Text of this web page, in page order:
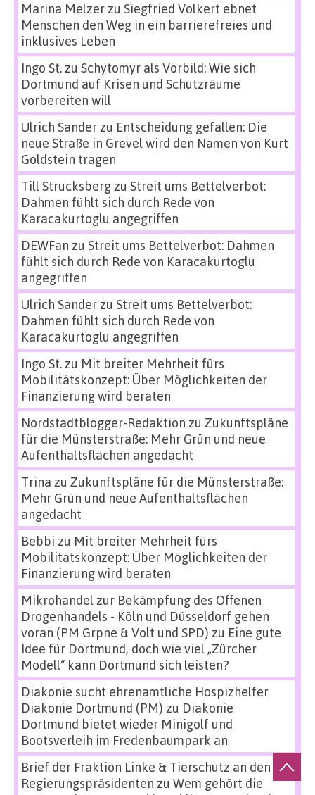
Marina Melzerzu Siegfried Volkert ebnet
Menschen den Weg in ein barrierefreies und
inklusives Leben
Ingo St.zu Schytomyr als Vorbild: Wie sich
Dortmund auf Krisen und Schutzräume
vorbereiten will
Ulrich Sanderzu Entscheidung gefallen: Die
neue Straße in Grevel wird den Namen von Kurt
Goldstein tragen
Till Strucksbergzu Streit ums Bettelverbot:
Dahmen fühlt sich durch Rede von
Karacakurtoglu angegriffen
DEWFan zu Streit ums Bettelverbot: Dahmen
fühlt sich durch Rede von Karacakurtoglu
angegriffen
Ulrich Sanderzu Streit ums Bettelverbot:
Dahmen fühlt sich durch Rede von
Karacakurtoglu angegriffen
Ingo St.zu Mit breiter Mehrheit fürs
Mobilitätskonzept: Über Möglichkeiten der
Finanzierung wird beraten
Nordstadtblogger-Redaktion zu Zukunftspläne
für die Münsterstraße: Mehr Grün und neue
Aufenthaltsflächen angedacht
Trina zu Zukunftspläne für die Münsterstraße:
Mehr Grün und neue Aufenthaltsflächen
angedacht
Bebbi zu Mit breiter Mehrheit fürs
Mobilitätskonzept: Über Möglichkeiten der
Finanzierung wird beraten
Mikrohandel zur Bekämpfung des Offenen
Drogenhandels - Köln und Düsseldorf gehen
voran (PM Grpne & Volt und SPD) zu Eine gute
Idee für Dortmund, doch wie viel „Zürcher
Modell“ kann Dortmund sich leisten?
Diakonie sucht ehrenamtliche Hospizhelfer
Diakonie Dortmund (PM) zu Diakonie
Dortmund bietet wieder Minigolf und
Bootsverleih im Fredenbaumpark an
Brief der Fraktion Linke & Tierschutz an den
Regierungspräsidenten zu Wem gehört die